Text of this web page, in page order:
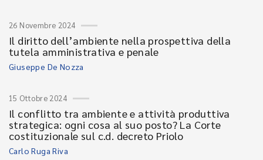
26 Novembre 2024
Il diritto dell’ambiente nella prospettiva della
tutela amministrativa e penale
Giuseppe De Nozza
15 Ottobre 2024
Il conflitto tra ambiente e attività produttiva
strategica: ogni cosa al suo posto? La Corte
costituzionale sul c.d. decreto Priolo
Carlo Ruga Riva